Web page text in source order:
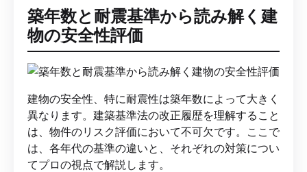
築年数と耐震基準から読み解く建
物の安全性評価
建物の安全性、特に耐震性は築年数によって大きく
異なります。建築基準法の改正履歴を理解すること
は、物件のリスク評価において不可欠です。ここで
は、各年代の基準の違いと、それぞれの対策につい
てプロの視点で解説します。